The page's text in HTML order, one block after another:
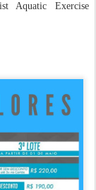
Aquatic Exercise